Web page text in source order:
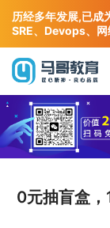
0元抽盲盒
历经多年发展,已成
SRE、Devops、
业人才培训机构!